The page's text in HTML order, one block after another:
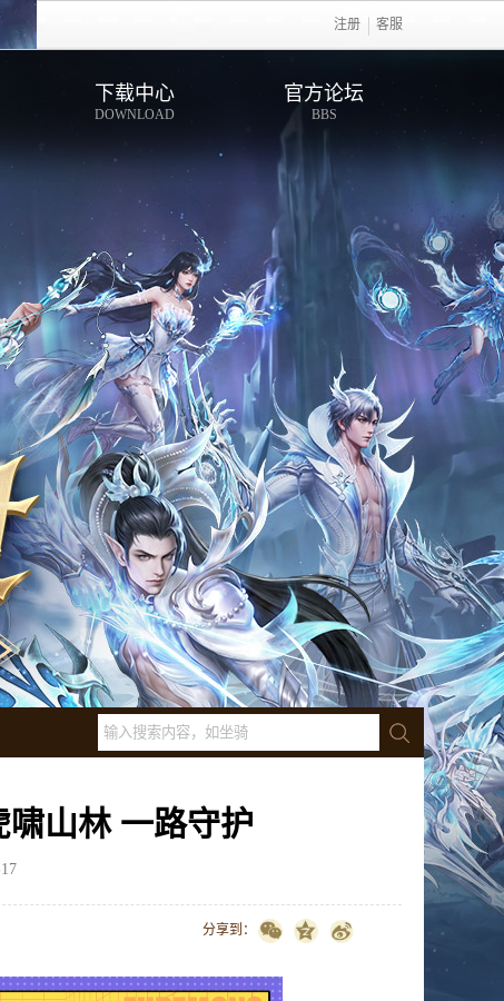
注册 客服
下载中心
DOWNLOAD
官方论坛
BBS
山林 一路守护
分享到：